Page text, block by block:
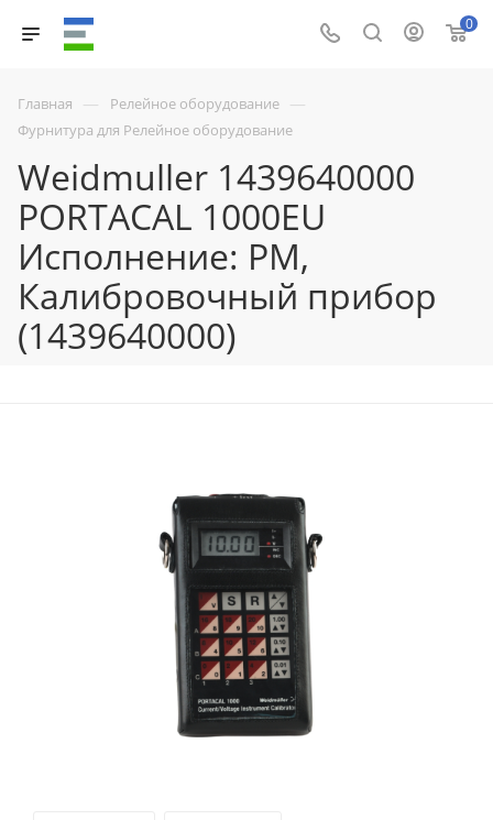
0
Главная — Релейное оборудование —
Фурнитура для Релейное оборудование
Weidmuller 1439640000
PORTACAL 1000EU
Исполнение: PM,
Калибровочный прибор
(1439640000)